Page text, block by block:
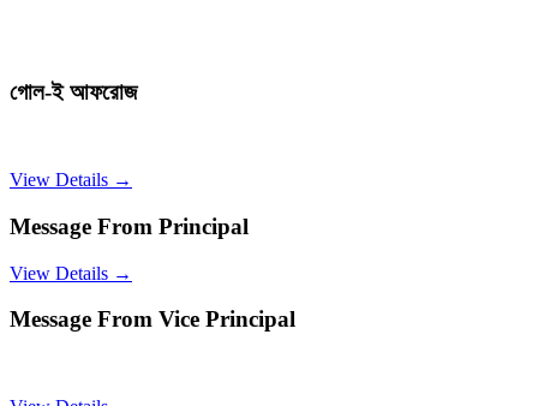
গোল-ই আফরোজ
View Details →
Message From Principal
View Details →
Message From Vice Principal